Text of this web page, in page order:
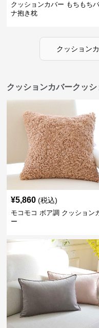
クッションカバー もちもち
ナ抱き枕
クッション
クッションカバークッ
¥5,860 (税込)
モコモコ ボア調 クッション
ー